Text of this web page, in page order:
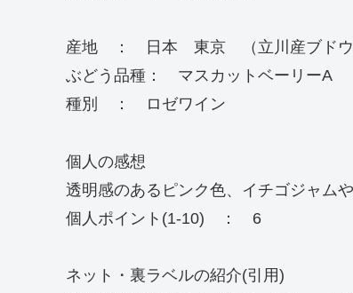
産地 ： 日本 東京 （立川産ブドウ
ぶどう品種： マスカットベーリーA
種別 ： ロゼワイン
個人の感想
透明感のあるピンク色、イチゴジャム
個人ポイント(1-10) ： 6
ネット・裏ラベルの紹介(引用)